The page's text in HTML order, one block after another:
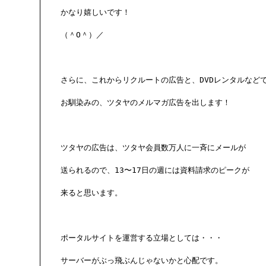
かなり嬉しいです！
（＾O＾）／
さらに、これからリクルートの広告と、DVDレンタルなど
お馴染みの、ツタヤのメルマガ広告を出します！
ツタヤの広告は、ツタヤ会員数万人に一斉にメールが
送られるので、13〜17日の週には資料請求のピークが
来ると思います。
ポータルサイトを運営する立場としては・・・
サーバーがぶっ飛ぶんじゃないかと心配です。